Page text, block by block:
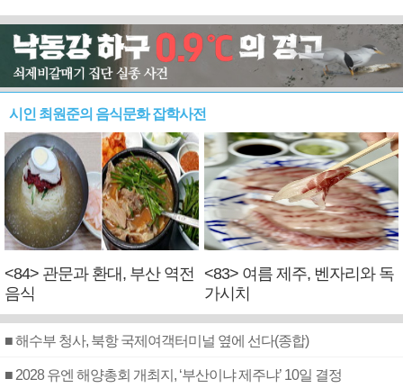
시인 최원준의 음식문화 잡학사전
<84> 관문과 환대, 부산 역전
음식
<83> 여름 제주, 벤자리와 독
가시치
■ 해수부 청사, 북항 국제여객터미널 옆에 선다(종합)
■ 2028 유엔 해양총회 개최지, ‘부산이냐 제주냐’ 10일 결정